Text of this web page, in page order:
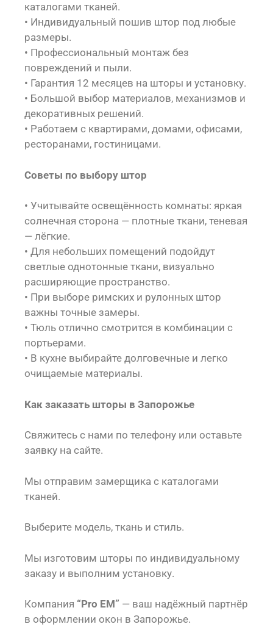
каталогами тканей.
• Индивидуальный пошив штор под любые
размеры.
• Профессиональный монтаж без
повреждений и пыли.
• Гарантия 12 месяцев на шторы и установку.
• Большой выбор материалов, механизмов и
декоративных решений.
• Работаем с квартирами, домами, офисами,
ресторанами, гостиницами.
Советы по выбору штор
• Учитывайте освещённость комнаты: яркая
солнечная сторона — плотные ткани, теневая
— лёгкие.
• Для небольших помещений подойдут
светлые однотонные ткани, визуально
расширяющие пространство.
• При выборе римских и рулонных штор
важны точные замеры.
• Тюль отлично смотрится в комбинации с
портьерами.
• В кухне выбирайте долговечные и легко
очищаемые материалы.
Как заказать шторы в Запорожье
Свяжитесь с нами по телефону или оставьте
заявку на сайте.
Мы отправим замерщика с каталогами
тканей.
Выберите модель, ткань и стиль.
Мы изготовим шторы по индивидуальному
заказу и выполним установку.
Компания “Pro EM” — ваш надёжный партнёр
в оформлении окон в Запорожье.